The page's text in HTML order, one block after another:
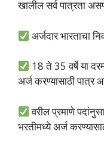
खालील सर्व पात्रता
अर्जदार भारताचा
18 ते 35 वर्षे या
अर्ज करण्यासाठी पात्र
वरील प्रमाणे
भरतीमध्ये अर्ज